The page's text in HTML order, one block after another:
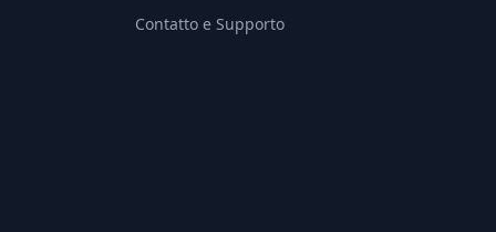
Contatto e Supporto